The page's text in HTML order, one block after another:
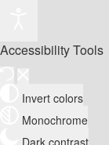
Accessibility Tools
Invert colors
Monochrome
Dark contrast